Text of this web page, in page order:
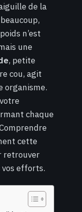
de la
n’est
une
, petite
cou, agit
organisme.
chaque
cette
retrouver
vos efforts.